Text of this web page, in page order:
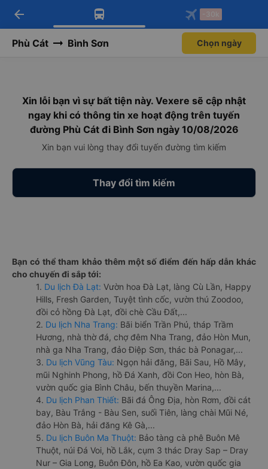
Tải app Vexere ngay!
Nhận ưu đãi thành viên độc
Mở app
Tải app Vexere
-30k/ghế khi đặt vé máy bay qua
Mở app
arrow_back -30k
Phù Cát Bình Sơn Chọn ngày
Xin lỗi bạn vì sự bất tiện này. Vexere sẽ cập nhật
ngay khi có thông tin xe hoạt động trên tuyến
đường Phù Cát đi Bình Sơn ngày 10/08/2026
Xin bạn vui lòng thay đổi tuyến đường tìm kiếm
Thay đổi tìm kiếm
Bạn có thể tham khảo thêm một số điểm đến hấp dẫn khác
cho chuyến đi sắp tới:
1. Du lịch Đà Lạt: Vườn hoa Đà Lạt, làng Cù Lần, Happy
Hills, Fresh Garden, Tuyệt tình cốc, vườn thú Zoodoo,
đồi cỏ hồng Đà Lạt, đồi chè Cầu Đất,...
2. Du lịch Nha Trang: Bãi biển Trần Phú, tháp Trầm
Hương, nhà thờ đá, chợ đêm Nha Trang, đảo Hòn Mun,
nhà ga Nha Trang, đảo Điệp Sơn, thác bà Ponagar,...
3. Du lịch Vũng Tàu: Ngọn hải đăng, Bãi Sau, Hồ Mây,
mũi Nghinh Phong, hồ Đá Xanh, đồi Con Heo, hòn Bà,
vườn quốc gia Bình Châu, bến thuyền Marina,...
4. Du lịch Phan Thiết: Bãi đá Ông Địa, hòn Rơm, đồi cát
bay, Bàu Trắng - Bàu Sen, suối Tiên, làng chài Mũi Né,
đảo Hòn Bà, hải đăng Kê Gà,...
5. Du lịch Buôn Ma Thuột: Bảo tàng cà phê Buôn Mê
Thuột, núi Đá Voi, hồ Lắk, cụm 3 thác Dray Sap – Dray
Nur – Gia Long, Buôn Đôn, hồ Ea Kao, vườn quốc gia